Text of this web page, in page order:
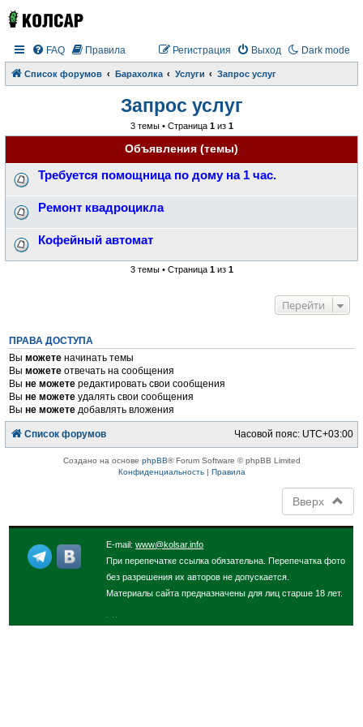
Dark mode
FAQ Правила Выход
Регистрация
Список форумов Барахолка Услуги Запрос услуг
Запрос услуг
3 темы • Страница 1из 1
Объявления (темы)
Требуется помощница по дому на 1 час.
Ремонт квадроцикла
Кофейный автомат
3 темы • Страница 1из 1
Перейти
ПРАВА ДОСТУПА
Выможете начинать темы
Выможете отвечать на сообщения
Выне можете редактировать свои сообщения
Выне можете удалять свои сообщения
Выне можете добавлять вложения
Список форумов Часовой пояс: UTC+03:00
Создано на основе phpBB® Forum Software © phpBB Limited
Конфиденциальность| Правила
Вверх
E-mail:www@kolsar.info
При перепечатке ссылка обязательна. Перепечатка фото
без разрешения их авторов не допускается.
Материалы сайта предназначены для лиц старше 18 лет.